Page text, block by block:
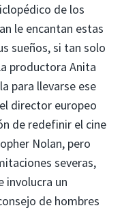
de los
le encantan estas
sueños, si tan solo
productora Anita
para llevarse ese
director europeo
de redefinir el cine
Nolan, pero
severas,
involucra un
de hombres